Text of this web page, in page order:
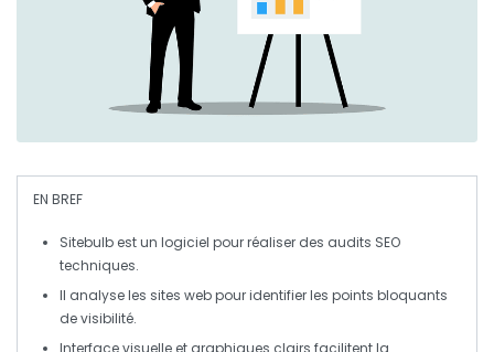
EN BREF
Sitebulb est un logiciel pour réaliser des audits SEO
techniques.
Il analyse les sites webpour identifier les points bloquants
de visibilité.